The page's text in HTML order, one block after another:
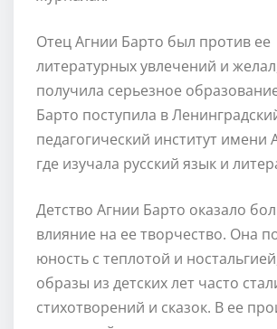
Отец Агнии Барто был против ее
литературных увлечений и
получила серьезное
Барто поступила в
педагогический институт имени
где изучала русский язык и
Детство Агнии Барто оказало
влияние на ее творчество. Она
юность с теплотой и
образы из детских лет часто
стихотворений и сказок. В ее